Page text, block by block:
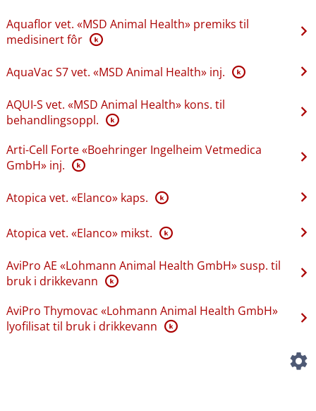
Aquaflor vet. «MSD Animal Health» premiks til
medisinert fôr K
AquaVac S7 vet. «MSD Animal Health» inj. K
AQUI-S vet. «MSD Animal Health» kons. til
behandlingsoppl. K
Arti-Cell Forte «Boehringer Ingelheim Vetmedica
GmbH» inj. K
Atopica vet. «Elanco» kaps. K
Atopica vet. «Elanco» mikst. K
AviPro AE «Lohmann Animal Health GmbH» susp. til
bruk i drikkevann K
AviPro Thymovac «Lohmann Animal Health GmbH»
lyofilisat til bruk i drikkevann K